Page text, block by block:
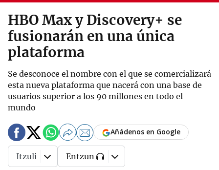
HBO Max y Discovery+ se
fusionarán en una única
plataforma
Se desconoce el nombre con el que se comercializará
esta nueva plataforma que nacerá con una base de
usuarios superior a los 90 millones en todo el
mundo
Añádenos en Google
Itzuli Entzun